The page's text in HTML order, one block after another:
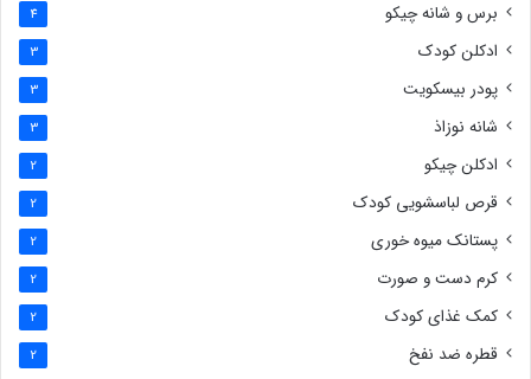
برس و شانه چیکو 4
ادکلن کودک 3
پودر بیسکویت 3
شانه نوزاذ 3
ادکلن چیکو 2
قرص لباسشویی کودک 2
پستانک میوه خوری 2
کرم دست و صورت 2
کمک غذای کودک 2
قطره ضد نفخ 2